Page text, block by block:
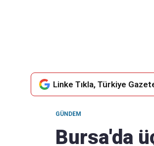
Linke Tıkla, Türkiye
GÜNDEM
Bursa'da